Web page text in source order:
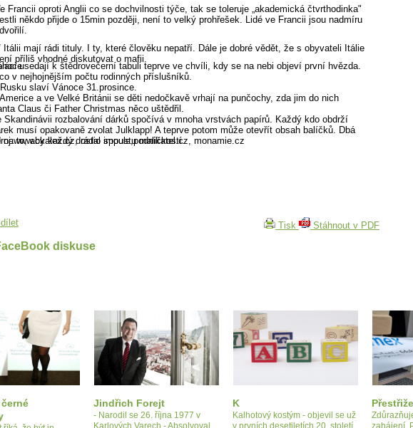
Francii oproti Anglii co se dochvilnosti týče, tak se toleruje „akademická čtvrthodinka"
někdo přijde o 15min později, není to velký prohřešek. Lidé ve Francii jsou nadmíru
Itálii mají rádi tituly. I ty, které člověku nepatří. Dále je dobré vědět, že s obyvateli Itálie
příliš vhodné diskutovat o mafii.
usedají k štědrovečerní tabuli teprve ve chvíli, kdy se na nebi objeví první hvězda.
v nejhojnějším počtu rodinných příslušníků.
slaví Vánoce 31.prosince.
a ve Velké Británii se děti nedočkavě vrhají na punčochy, zda jim do nich
Claus či Father Christmas něco uštědřil.
Skandinávii rozbalování dárků spočívá v mnoha vrstvách papírů. Každý kdo obdrží
musí opakovaně zvolat Julklapp! A teprve potom může otevřít obsah balíčků. Dbá
na to, aby každý dostal spoustu maličkostí.
rádio impuls,podnikatel.cz, monamie.cz
Tisk Stáhnout v PDF
diskuse
Jindřich Forejt
- Narodil se 26. října 1977 v
Karlových Varech.- Absolvoval
K
Kalhotový kostým - objevil se už
v prvních desetiletích 20. století,
zahájení.